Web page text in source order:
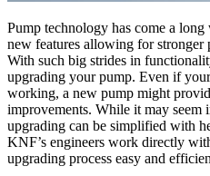
Pump technology has come a
new features allowing for stronger
With such big strides in
upgrading your pump. Even if
working, a new pump might
improvements. While it may seem
upgrading can be simplified with
KNF’s engineers work directly
upgrading process easy and